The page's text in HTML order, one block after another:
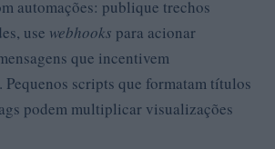
automações: publique trechos
use webhooks para acionar
que incentivem
scripts que formatam títulos
podem multiplicar visualizações